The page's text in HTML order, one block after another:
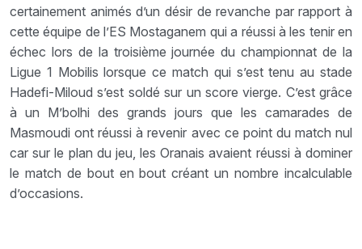
certainement animés d’un désir de revanche par rapport à
cette équipe de l’ES Mostaganem qui a réussi à les tenir en
échec lors de la troisième journée du championnat de la
Ligue 1 Mobilis lorsque ce match qui s’est tenu au stade
Hadefi-Miloud s’est soldé sur un score vierge. C’est grâce
à un M’bolhi des grands jours que les camarades de
Masmoudi ont réussi à revenir avec ce point du match nul
car sur le plan du jeu, les Oranais avaient réussi à dominer
le match de bout en bout créant un nombre incalculable
d’occasions.